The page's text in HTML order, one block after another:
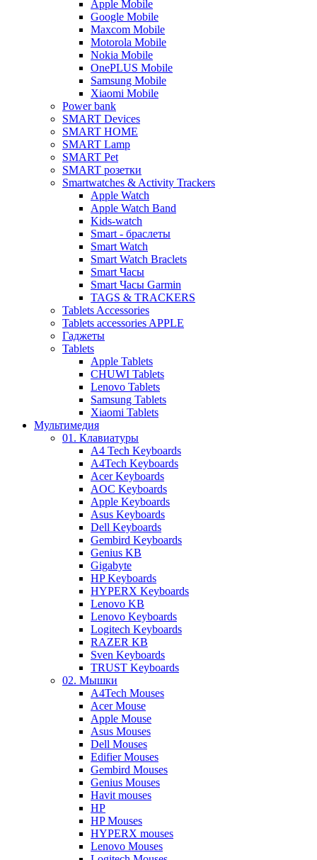
Apple Mobile
Google Mobile
Maxcom Mobile
Motorola Mobile
Nokia Mobile
OnePLUS Mobile
Samsung Mobile
Xiaomi Mobile
Power bank
SMART Devices
SMART HOME
SMART Lamp
SMART Pet
SMART розетки
Smartwatches & Activity Trackers
Apple Watch
Apple Watch Band
Kids-watch
Smart - браслеты
Smart Watch
Smart Watch Braclets
Smart Часы
Smart Часы Garmin
TAGS & TRACKERS
Tablets Accessories
Tablets accessories APPLE
Гаджеты
Tablets
Apple Tablets
CHUWI Tablets
Lenovo Tablets
Samsung Tablets
Xiaomi Tablets
Мультимедия
01. Клавиатуры
A4 Tech Keyboards
A4Tech Keyboards
Acer Keyboards
AOC Keyboards
Apple Keyboards
Asus Keyboards
Dell Keyboards
Gembird Keyboards
Genius KB
Gigabyte
HP Keyboards
HYPERX Keyboards
Lenovo KB
Lenovo Keyboards
Logitech Keyboards
RAZER KB
Sven Keyboards
TRUST Keyboards
02. Мышки
A4Tech Mouses
Acer Mouse
Apple Mouse
Asus Mouses
Dell Mouses
Edifier Mouses
Gembird Mouses
Genius Mouses
Havit mouses
HP
HP Mouses
HYPERX mouses
Lenovo Mouses